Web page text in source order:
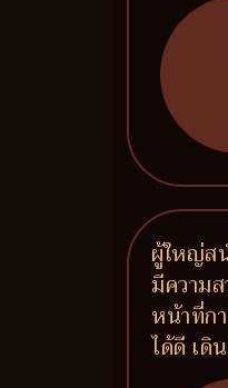
ผู้ใหญ่ส
มีความ
หน้าที่ก
ได้ดี เดิ